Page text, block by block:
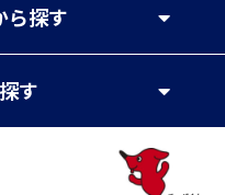
ら探す
す